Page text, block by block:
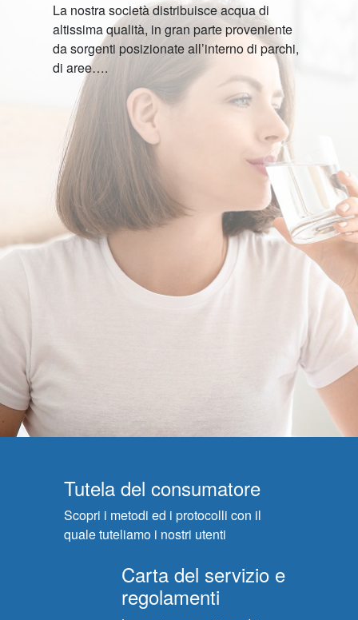
La nostra società distribuisce acqua di
altissima qualità, in gran parte proveniente
da sorgenti posizionate all’interno di parchi,
di aree….
Tutela del consumatore
Scopri i metodi ed i protocolli con il
quale tuteliamo i nostri utenti
Carta del servizio e
regolamenti